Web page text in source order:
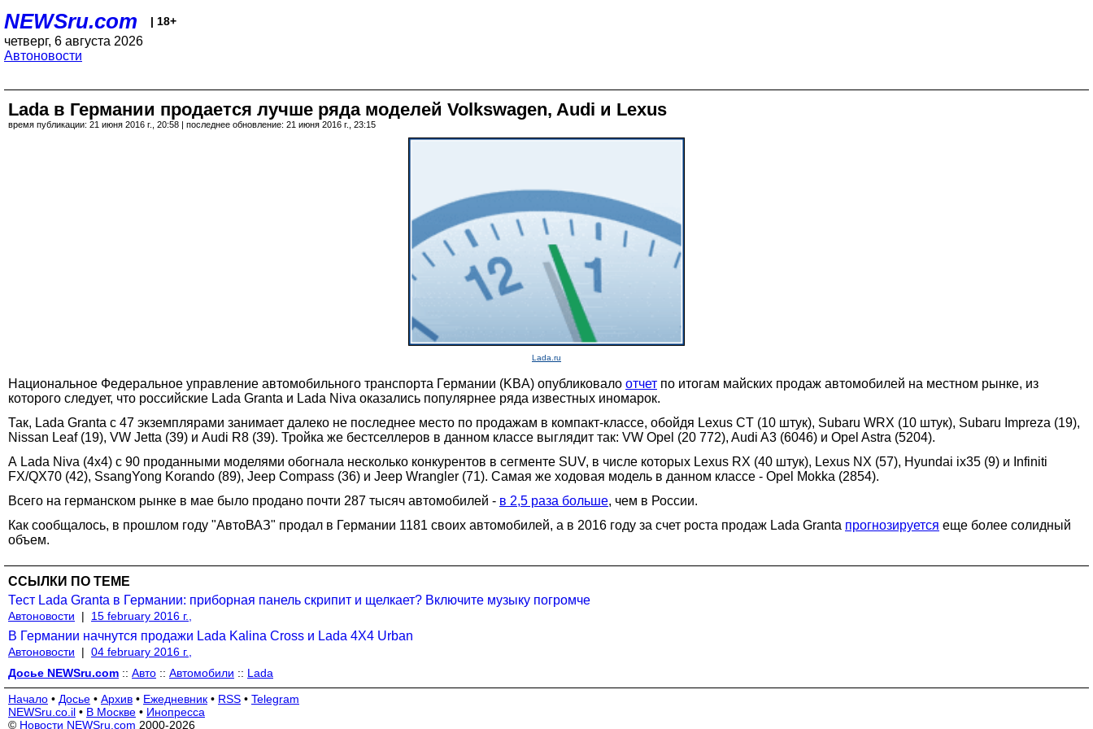
NEWSru.com | 18+
четверг, 6 августа 2026
Автоновости
Lada в Германии продается лучше ряда моделей Volkswagen, Audi и Lexus
время публикации: 21 июня 2016 г., 20:58 | последнее обновление: 21 июня 2016 г., 23:15
Lada.ru
Национальное Федеральное управление автомобильного транспорта Германии (KBA) опубликовало отчет по итогам майских продаж автомобилей на местном рынке, из
которого следует, что российские Lada Granta и Lada Niva оказались популярнее ряда известных иномарок.
Так, Lada Granta с 47 экземплярами занимает далеко не последнее место по продажам в компакт-классе, обойдя Lexus CT (10 штук), Subaru WRX (10 штук), Subaru Impreza (19),
Nissan Leaf (19), VW Jetta (39) и Audi R8 (39). Тройка же бестселлеров в данном классе выглядит так: VW Opel (20 772), Audi A3 (6046) и Opel Astra (5204).
А Lada Niva (4x4) c 90 проданными моделями обогнала несколько конкурентов в сегменте SUV, в числе которых Lexus RX (40 штук), Lexus NX (57), Hyundai ix35 (9) и Infiniti
FX/QX70 (42), SsangYong Korando (89), Jeep Compass (36) и Jeep Wrangler (71). Самая же ходовая модель в данном классе - Opel Mokka (2854).
Всего на германском рынке в мае было продано почти 287 тысяч автомобилей - в 2,5 раза больше, чем в России.
Как сообщалось, в прошлом году "АвтоВАЗ" продал в Германии 1181 своих автомобилей, а в 2016 году за счет роста продаж Lada Granta прогнозируется еще более солидный
объем.
ССЫЛКИ ПО ТЕМЕ
Тест Lada Granta в Германии: приборная панель скрипит и щелкает? Включите музыку погромче
Автоновости | 15 february 2016 г.,
В Германии начнутся продажи Lada Kalina Cross и Lada 4X4 Urban
Автоновости | 04 february 2016 г.,
Досье NEWSru.com :: Авто :: Автомобили :: Lada
Начало • Досье • Архив • Ежедневник • RSS • Telegram
NEWSru.co.il • В Москве • Инопресса
© Новости NEWSru.com 2000-2026